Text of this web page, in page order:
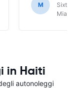
M
Sixt
in Haiti
autonoleggi